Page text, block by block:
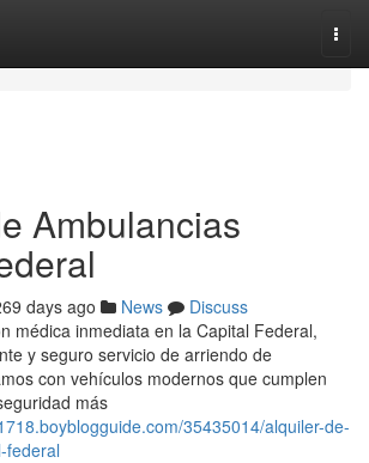
Ambulancias
days ago News
Discuss
médica inmediata en la Capital Federal,
y seguro servicio de arriendo de
con vehículos modernos que cumplen
más
35435014/alquiler-de-
federal